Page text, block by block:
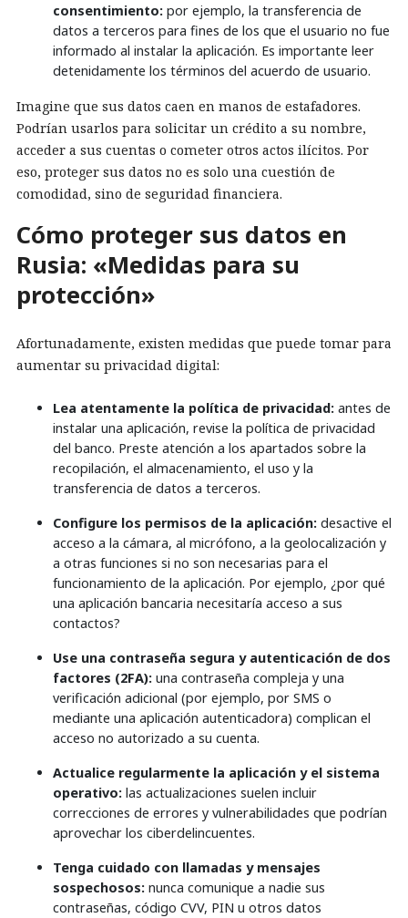
consentimiento: por ejemplo, la transferencia de
datos a terceros para fines de los que el usuario no fue
informado al instalar la aplicación. Es importante leer
detenidamente los términos del acuerdo de usuario.
Imagine que sus datos caen en manos de estafadores.
Podrían usarlos para solicitar un crédito a su nombre,
acceder a sus cuentas o cometer otros actos ilícitos. Por
eso, proteger sus datos no es solo una cuestión de
comodidad, sino de seguridad financiera.
Cómo proteger sus datos en
Rusia: «Medidas para su
protección»
Afortunadamente, existen medidas que puede tomar para
aumentar su privacidad digital:
Lea atentamente la política de privacidad: antes de
instalar una aplicación, revise la política de privacidad
del banco. Preste atención a los apartados sobre la
recopilación, el almacenamiento, el uso y la
transferencia de datos a terceros.
Configure los permisos de la aplicación: desactive el
acceso a la cámara, al micrófono, a la geolocalización y
a otras funciones si no son necesarias para el
funcionamiento de la aplicación. Por ejemplo, ¿por qué
una aplicación bancaria necesitaría acceso a sus
contactos?
Use una contraseña segura y autenticación de dos
factores (2FA): una contraseña compleja y una
verificación adicional (por ejemplo, por SMS o
mediante una aplicación autenticadora) complican el
acceso no autorizado a su cuenta.
Actualice regularmente la aplicación y el sistema
operativo: las actualizaciones suelen incluir
correcciones de errores y vulnerabilidades que podrían
aprovechar los ciberdelincuentes.
Tenga cuidado con llamadas y mensajes
sospechosos: nunca comunique a nadie sus
contraseñas, código CVV, PIN u otros datos